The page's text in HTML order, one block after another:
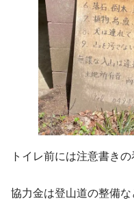
トイレ前には注意書きの
協力金は登山道の整備